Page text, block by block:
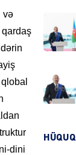
və
qardaş
dini
HÜQUQ